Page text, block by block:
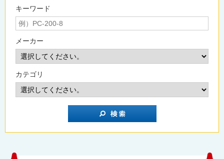
キーワード
メーカー
カテゴリ